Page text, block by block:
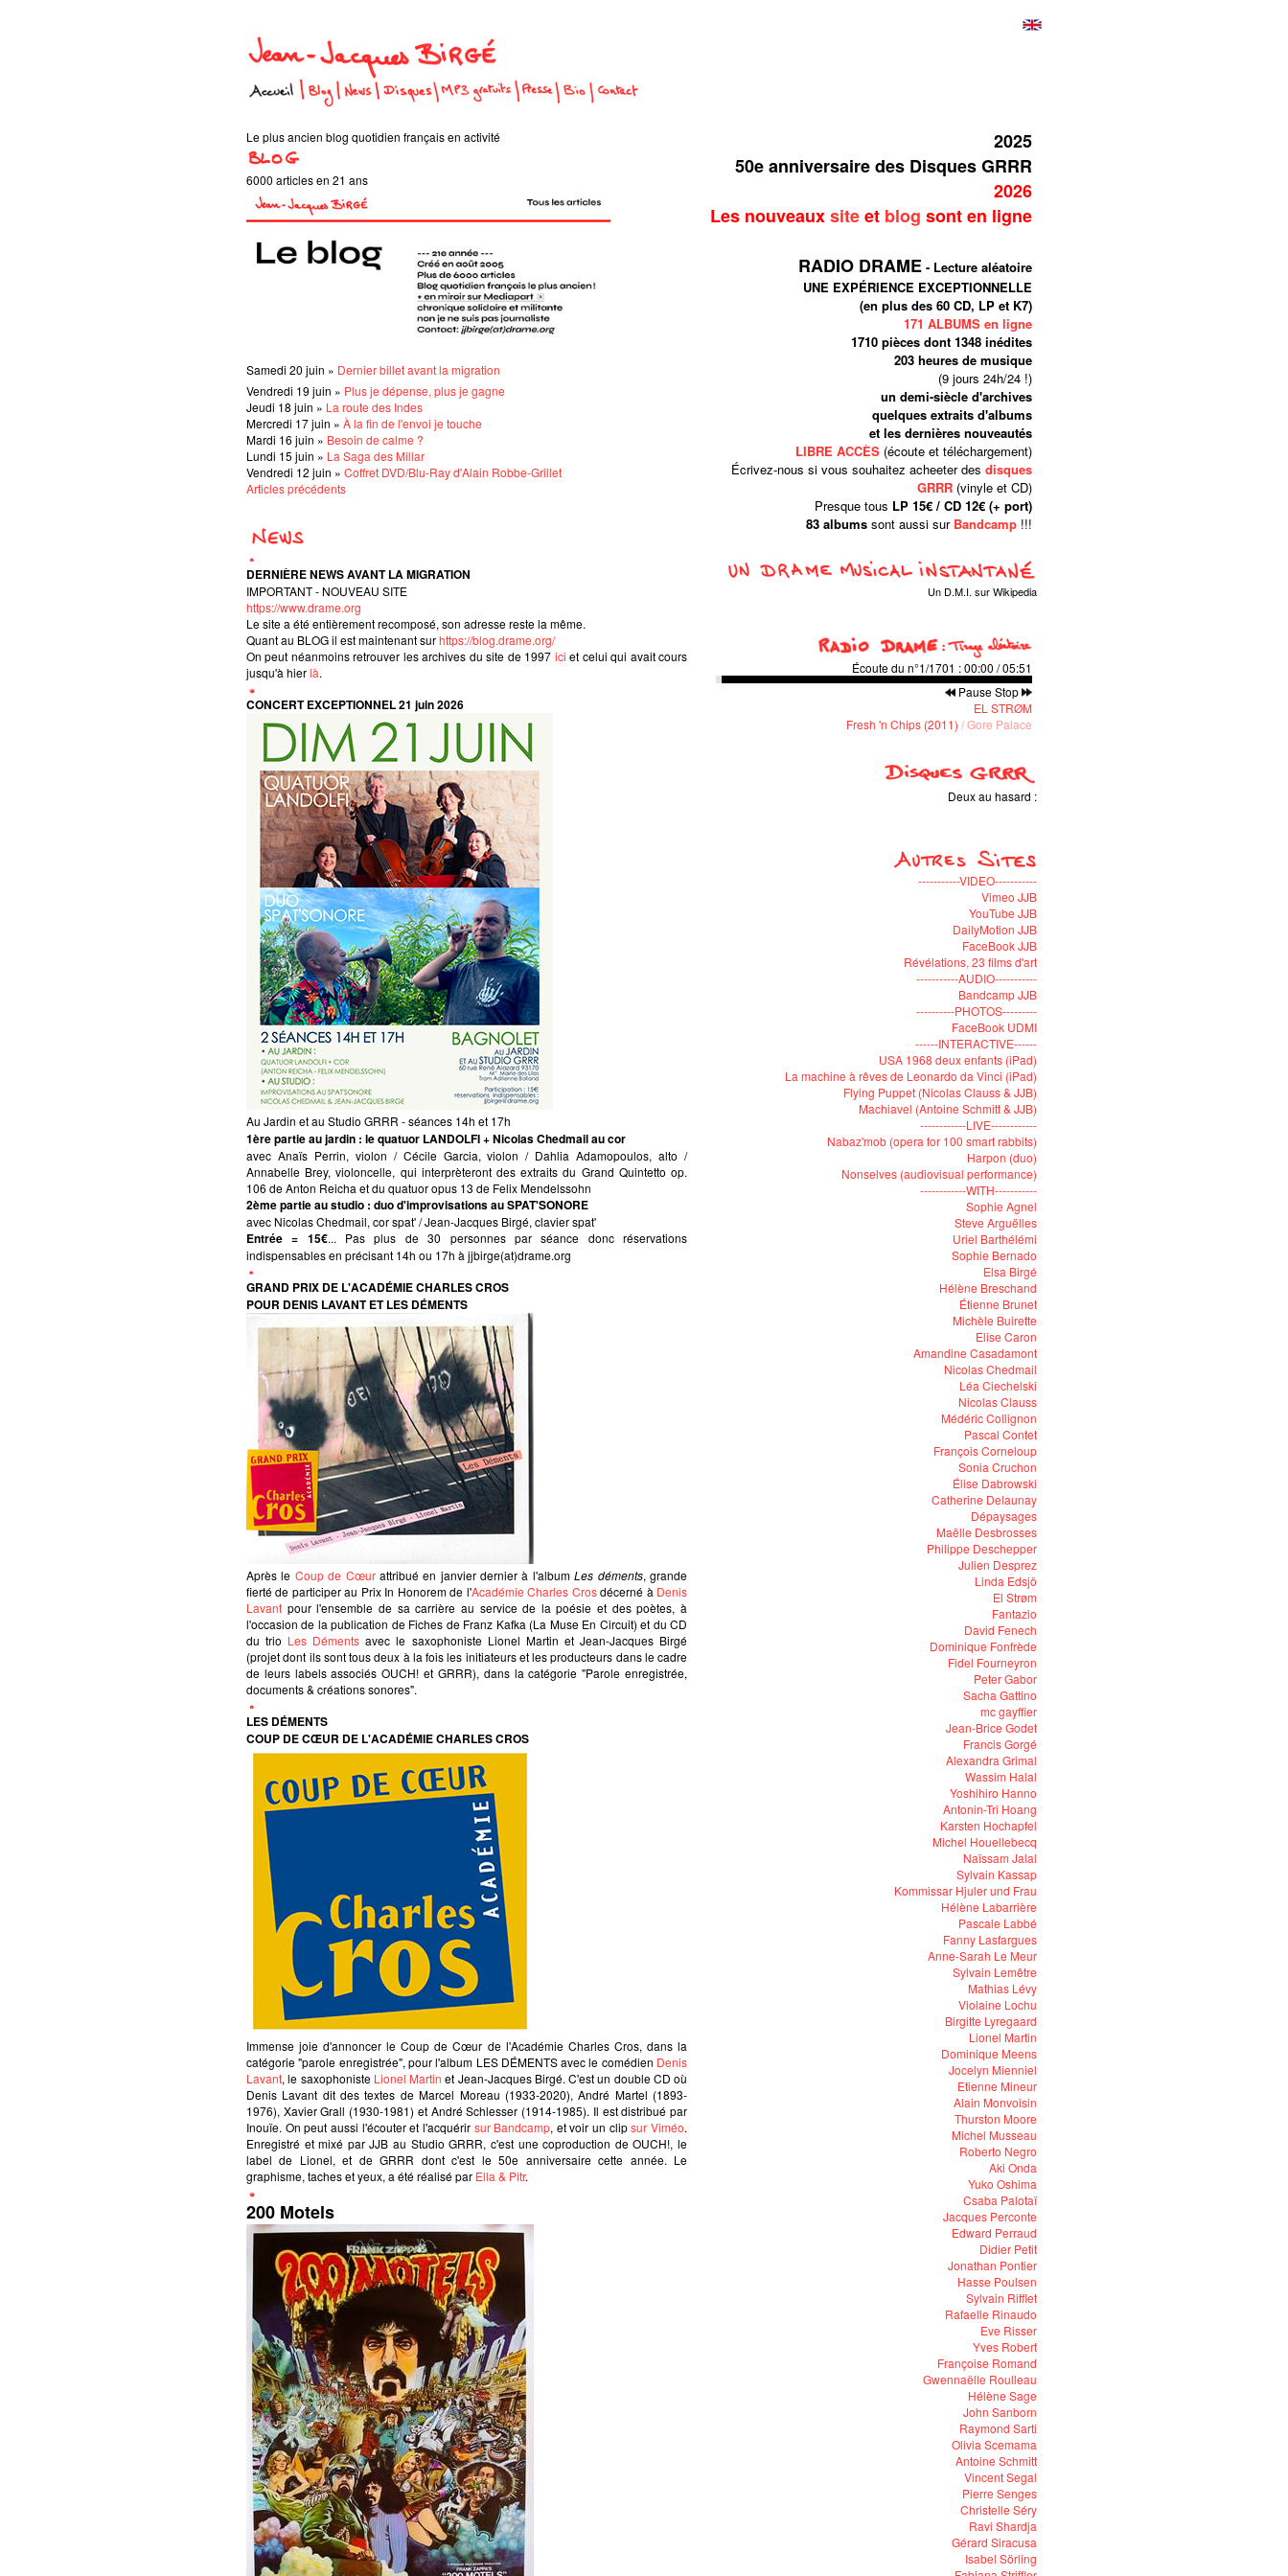
Le plus ancien blog quotidien français en activité
6000 articles en 21 ans
Samedi 20 juin » Dernier billet avant la migration
Vendredi 19 juin » Plus je dépense, plus je gagne
Jeudi 18 juin » La route des Indes
Mercredi 17 juin » À la fin de l'envoi je touche
Mardi 16 juin » Besoin de calme ?
Lundi 15 juin » La Saga des Millar
Vendredi 12 juin » Coffret DVD/Blu-Ray d'Alain Robbe-Grillet
Articles précédents
DERNIÈRE NEWS AVANT LA MIGRATION
IMPORTANT - NOUVEAU SITE
https://www.drame.org
Le site a été entièrement recomposé, son adresse reste la même.
Quant au BLOG il est maintenant surhttps://blog.drame.org/
On peut néanmoins retrouver les archives du site de 1997 ici et celui qui avait cours
jusqu'à hierlà.
CONCERT EXCEPTIONNEL 21 juin 2026
Au Jardin et au Studio GRRR - séances 14h et 17h
1ère partie au jardin : le quatuor LANDOLFI + Nicolas Chedmail au cor
avec Anaïs Perrin, violon / Cécile Garcia, violon / Dahlia Adamopoulos, alto /
Annabelle Brey, violoncelle, qui interprèteront des extraits du Grand Quintetto op.
106 de Anton Reicha et du quatuor opus 13 de Felix Mendelssohn
2ème partie au studio : duo d'improvisations au SPAT'SONORE
avec Nicolas Chedmail, cor spat' / Jean-Jacques Birgé, clavier spat'
Entrée = 15€...
Pas plus de 30 personnes par séance donc réservations
indispensables en précisant 14h ou 17h à jjbirge(at)drame.org
GRAND PRIX DE L'ACADÉMIE CHARLES CROS
POUR DENIS LAVANT ET LES DÉMENTS
Après le Coup de Cœurattribué en janvier dernier à l'albumLes déments, grande
fierté de participer au Prix In Honorem de l'Académie Charles Crosdécerné à Denis
Lavant pour l'ensemble de sa carrière au service de la poésie et des poètes, à
l'occasion de la publication de Fiches de Franz Kafka (La Muse En Circuit) et du CD
du trio Les Déments avec le saxophoniste Lionel Martin et Jean-Jacques Birgé
(projet dont ils sont tous deux à la fois les initiateurs et les producteurs dans le cadre
de leurs labels associés OUCH! et GRRR), dans la catégorie "Parole enregistrée,
documents & créations sonores".
LES DÉMENTS
COUP DE CŒUR DE L'ACADÉMIE CHARLES CROS
Immense joie d'annoncer le Coup de Cœur de l'Académie Charles Cros, dans la
catégorie "parole enregistrée", pour l'album LES DÉMENTS avec le comédien Denis
Lavant, le saxophoniste Lionel Martin et Jean-Jacques Birgé. C'est un double CD où
Denis Lavant dit des textes de Marcel Moreau (1933-2020), André Martel (1893-
1976), Xavier Grall (1930-1981) et André Schlesser (1914-1985). Il est distribué par
Inouïe. On peut aussi l'écouter et l'acquérir sur Bandcamp, et voir un clipsur Viméo.
Enregistré et mixé par JJB au Studio GRRR, c'est une coproduction de OUCH!, le
label de Lionel, et de GRRR dont c'est le 50e anniversaire cette année. Le
graphisme, taches et yeux, a été réalisé par Ella & Pitr.
200 Motels
2025
50e anniversaire des Disques GRRR
2026
Les nouveauxsiteet blog sont en ligne
RADIO DRAME - Lecture aléatoire
UNE EXPÉRIENCE EXCEPTIONNELLE
(en plus des 60 CD, LP et K7)
171 ALBUMS en ligne
1710 pièces dont 1348 inédites
203 heures de musique
(9 jours 24h/24 !)
un demi-siècle d'archives
quelques extraits d'albums
et les dernières nouveautés
LIBRE ACCÈS (écoute et téléchargement)
Écrivez-nous si vous souhaitez acheeter des disques
GRRR (vinyle et CD)
Presque tous LP 15€ / CD 12€ (+ port)
83 albums sont aussi sur Bandcamp !!!
Un D.M.I. sur Wikipedia
Écoute du n°1/1701 :00:00 /05:51
PauseStop
EL STRØM
Fresh 'n Chips (2011) / Gore Palace
Deux au hasard :
-----------VIDEO-----------
Vimeo JJB
YouTube JJB
DailyMotion JJB
FaceBook JJB
Révélations, 23 films d'art
-----------AUDIO-----------
Bandcamp JJB
----------PHOTOS---------
FaceBook UDMI
------INTERACTIVE------
USA 1968 deux enfants (iPad)
La machine à rêves de Leonardo da Vinci (iPad)
Flying Puppet (Nicolas Clauss & JJB)
Machiavel (Antoine Schmitt & JJB)
------------LIVE------------
Nabaz'mob (opera for 100 smart rabbits)
Harpon (duo)
Nonselves (audiovisual performance)
------------WITH-----------
Sophie Agnel
Steve Arguëlles
Uriel Barthélémi
Sophie Bernado
Elsa Birgé
Hélène Breschand
Étienne Brunet
Michèle Buirette
Elise Caron
Amandine Casadamont
Nicolas Chedmail
Léa Ciechelski
Nicolas Clauss
Médéric Collignon
Pascal Contet
François Corneloup
Sonia Cruchon
Élise Dabrowski
Catherine Delaunay
Dépaysages
Maëlle Desbrosses
Philippe Deschepper
Julien Desprez
Linda Edsjö
El Strøm
Fantazio
David Fenech
Dominique Fonfrède
Fidel Fourneyron
Peter Gabor
Sacha Gattino
mc gayffier
Jean-Brice Godet
Francis Gorgé
Alexandra Grimal
Wassim Halal
Yoshihiro Hanno
Antonin-Tri Hoang
Karsten Hochapfel
Michel Houellebecq
Naïssam Jalal
Sylvain Kassap
Kommissar Hjuler und Frau
Hélène Labarrière
Pascale Labbé
Fanny Lasfargues
Anne-Sarah Le Meur
Sylvain Lemêtre
Mathias Lévy
Violaine Lochu
Birgitte Lyregaard
Lionel Martin
Dominique Meens
Jocelyn Mienniel
Etienne Mineur
Alain Monvoisin
Thurston Moore
Michel Musseau
Roberto Negro
Aki Onda
Yuko Oshima
Csaba Palotaï
Jacques Perconte
Edward Perraud
Didier Petit
Jonathan Pontier
Hasse Poulsen
Sylvain Rifflet
Rafaelle Rinaudo
Eve Risser
Yves Robert
Françoise Romand
Gwennaëlle Roulleau
Hélène Sage
John Sanborn
Raymond Sarti
Olivia Scemama
Antoine Schmitt
Vincent Segal
Pierre Senges
Christelle Séry
Ravi Shardja
Gérard Siracusa
Isabel Sörling